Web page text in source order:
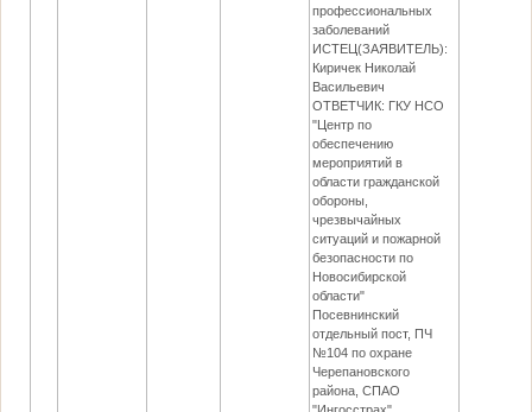
профессиональных
заболеваний
ИСТЕЦ(ЗАЯВИТЕЛЬ):
Киричек Николай
Васильевич
ОТВЕТЧИК: ГКУ НСО
"Центр по
обеспечению
мероприятий в
области гражданской
обороны,
чрезвычайных
ситуаций и пожарной
безопасности по
Новосибирской
области"
Посевнинский
отдельный пост, ПЧ
№104 по охране
Черепановского
района, СПАО